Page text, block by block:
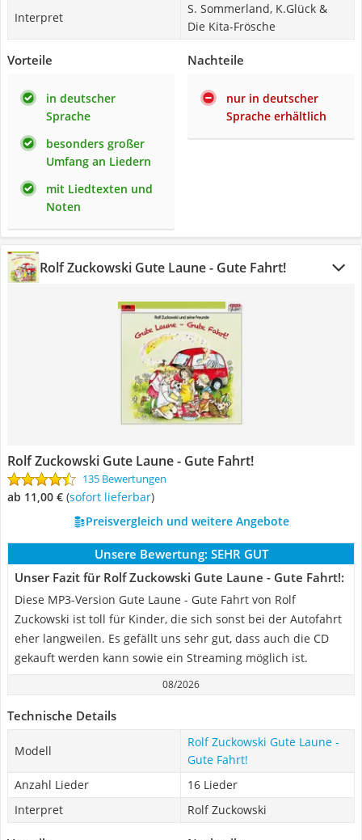
Interpret
S. Sommerland, K.Glück &
Die Kita-Frösche
Vorteile
in deutscher
Sprache
besonders großer
Umfang an Liedern
mit Liedtexten und
Noten
Nachteile
nur in deutscher
Sprache erhältlich
Rolf Zuckowski Gute Laune - Gute Fahrt!
Rolf Zuckowski Gute Laune - Gute Fahrt!
135 Bewertungen
ab 11,00 € ( Sofort lieferbar)
Preisvergleich und weitere Angebote
Unsere Bewertung: SEHR GUT
Unser Fazit für Rolf Zuckowski Gute Laune - Gute Fahrt!:
Diese MP3-Version Gute Laune - Gute Fahrt von Rolf
Zuckowski ist toll für Kinder, die sich sonst bei der Autofahrt
eher langweilen. Es gefällt uns sehr gut, dass auch die CD
gekauft werden kann sowie ein Streaming möglich ist.
08/2026
Technische Details
Modell
Rolf Zuckowski Gute Laune -
Gute Fahrt!
Anzahl Lieder
16 Lieder
Interpret
Rolf Zuckowski